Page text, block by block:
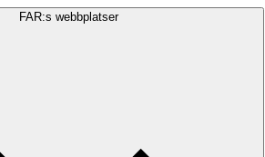
FAR:s webbplatser